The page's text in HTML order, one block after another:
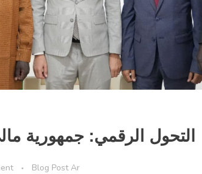
التحول الرقمي: جمهورية
Blog Post Ar